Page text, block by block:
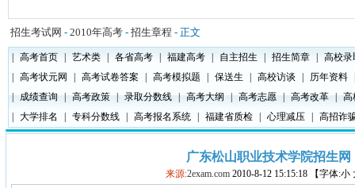
招生考试网 - 2010年高考 - 招生章程 - 正文
高考首页 艺术类 各省高考 福建高考 自主招生 招生简章
高校录
高考状元网 高考试卷答案 高考模拟题 保送生 高校访谈 历年资料
成绩查询 高考政策 录取分数线 高考大纲 高考志愿 高考改革
高
大学排名 专科分数线 高考报名系统 福建省质检 心理减压 高招诈
广东松山职业技术学院招生网
来源:2exam.com 2010-8-12 15:15:18 【字体:小